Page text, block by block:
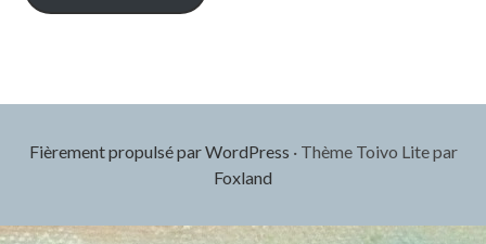
Fièrement propulsé par WordPress ·Thème Toivo Lite par
Foxland